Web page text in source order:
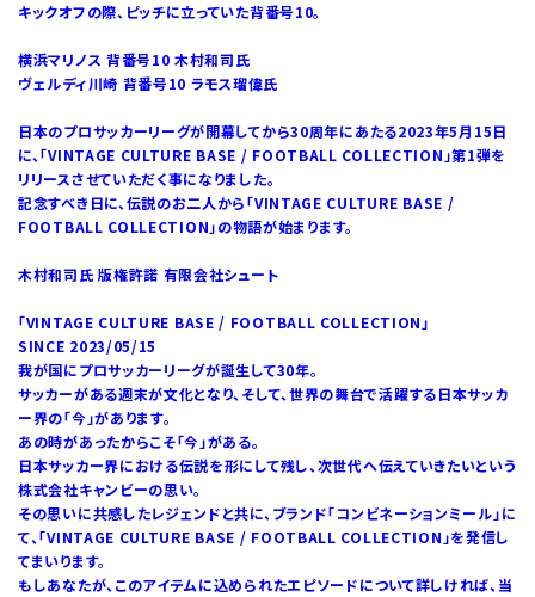
キックオフの際、ピッチに立っていた背番号10。
横浜マリノス 背番号10 木村和司氏
ヴェルディ川崎 背番号10 ラモス瑠偉氏
日本のプロサッカーリーグが開幕してから30周年にあたる2023年5月15日
に、「VINTAGE CULTURE BASE / FOOTBALL COLLECTION」第1弾を
リリースさせていただく事になりました。
記念すべき日に、伝説のお二人から「VINTAGE CULTURE BASE /
FOOTBALL COLLECTION」の物語が始まります。
木村和司氏 版権許諾 有限会社シュート
「VINTAGE CULTURE BASE / FOOTBALL COLLECTION」
SINCE 2023/05/15
我が国にプロサッカーリーグが誕生して30年。
サッカーがある週末が文化となり、そして、世界の舞台で活躍する日本サッカ
ー界の「今」があります。
あの時があったからこそ「今」がある。
日本サッカー界における伝説を形にして残し、次世代へ伝えていきたいという
株式会社キャンビーの思い。
その思いに共感したレジェンドと共に、ブランド「コンビネーションミール」に
て、「VINTAGE CULTURE BASE / FOOTBALL COLLECTION」を発信し
てまいります。
もしあなたが、このアイテムに込められたエピソードについて詳しければ、当